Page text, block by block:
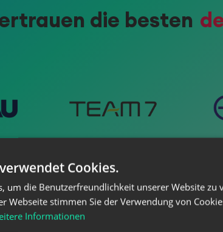
die besten
Cookies.
um die Benutzerfreundlichkeit unserer Website zu
Webseite stimmen Sie der Verwendung von
Informationen